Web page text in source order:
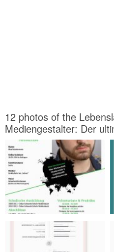
12 photos of the
Mediengestalter: Der